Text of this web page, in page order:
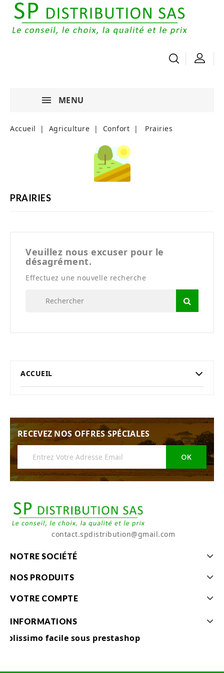
MENU
Accueil Agriculture Confort Prairies
PRAIRIES
Veuillez nous excuser pour le
désagrément.
Effectuez une nouvelle recherche
ACCUEIL
RECEVEZ NOS OFFRES SPÉCIALES
contact.spdistribution@gmail.com
NOTRE SOCIÉTÉ
NOS PRODUITS
VOTRE COMPTE
INFORMATIONS
Colissimo facile sous prestashop